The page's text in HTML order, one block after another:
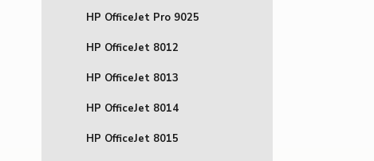
HP OfficeJet Pro 9025
HP OfficeJet 8012
HP OfficeJet 8013
HP OfficeJet 8014
HP OfficeJet 8015